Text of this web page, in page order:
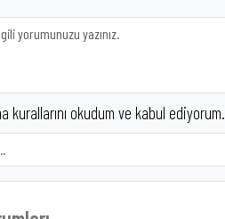
kurallarını okudum ve kabul ediyorum.